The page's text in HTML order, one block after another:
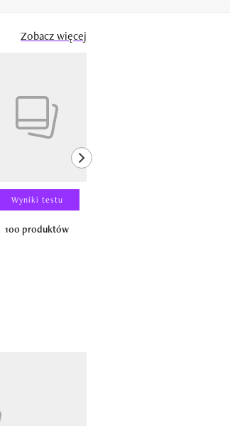
Zobacz więcej
Wyniki testu
100 produktów
next element